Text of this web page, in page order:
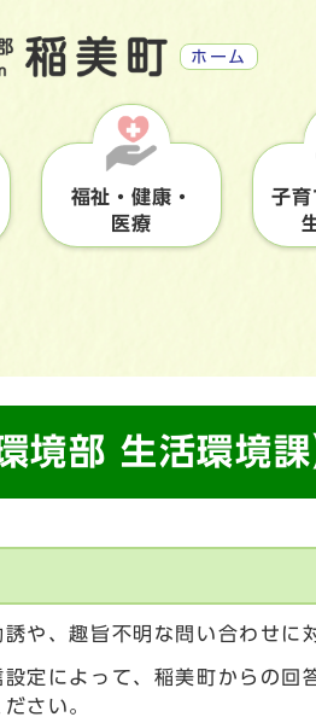
ホーム
福祉・健康・
医療
子育
境部 生活環境
や、趣旨不明な問い合わせに
設定によって、稲美町からの
さい。